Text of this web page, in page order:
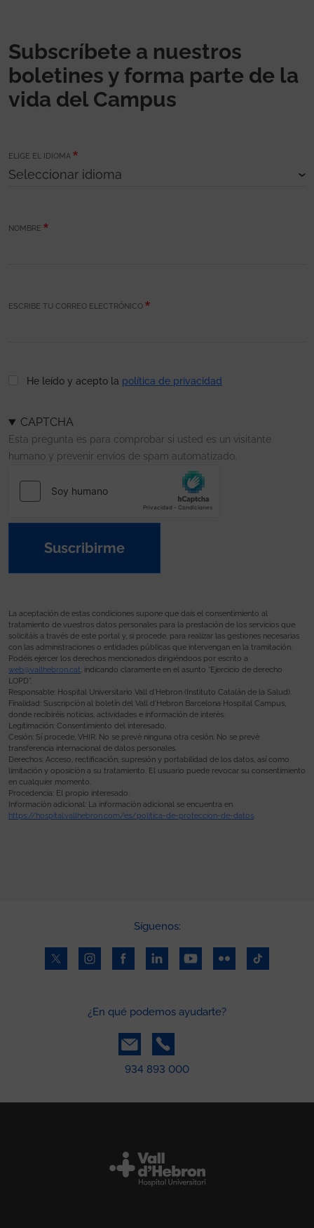
Subscríbete a nuestros
boletines y forma parte de la
vida del Campus
ELIGE EL IDIOMA
NOMBRE
ESCRIBE TU CORREO ELECTRÓNICO
He leído y acepto la política de privacidad
CAPTCHA
Esta pregunta es para comprobar si usted es un visitante
humano y prevenir envíos de spam automatizado.
Suscribirme
La aceptación de estas condiciones supone que dais el consentimiento al
tratamiento de vuestros datos personales para la prestación de los servicios que
solicitáis a través de este portal y, si procede, para realizar las gestiones necesarias
con las administraciones o entidades públicas que intervengan en la tramitación.
Podéis ejercer los derechos mencionados dirigiéndoos por escrito a
web@vallhebron.cat, indicando claramente en el asunto “Ejercicio de derecho
LOPD”.
Responsable: Hospital Universitario Vall d’Hebron (Instituto Catalán de la Salud).
Finalidad: Suscripción al boletín del Vall d’Hebron Barcelona Hospital Campus,
donde recibiréis noticias, actividades e información de interés.
Legitimación: Consentimiento del interesado.
Cesión: Sí procede, VHIR. No se prevé ninguna otra cesión. No se prevé
transferencia internacional de datos personales.
Derechos: Acceso, rectificación, supresión y portabilidad de los datos, así como
limitación y oposición a su tratamiento. El usuario puede revocar su consentimiento
en cualquier momento.
Procedencia: El propio interesado.
Información adicional: La información adicional se encuentra en
https://hospital.vallhebron.com/es/politica-de-proteccion-de-datos
Síguenos:
¿En qué podemos ayudarte?
934 893 000